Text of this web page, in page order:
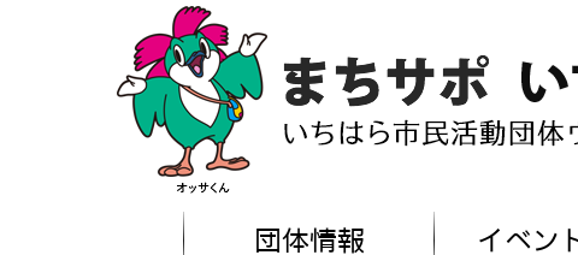
団体情報 イベン